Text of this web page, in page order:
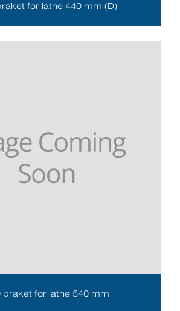
for lathe 440 mm (D)
braket for lathe 540 mm